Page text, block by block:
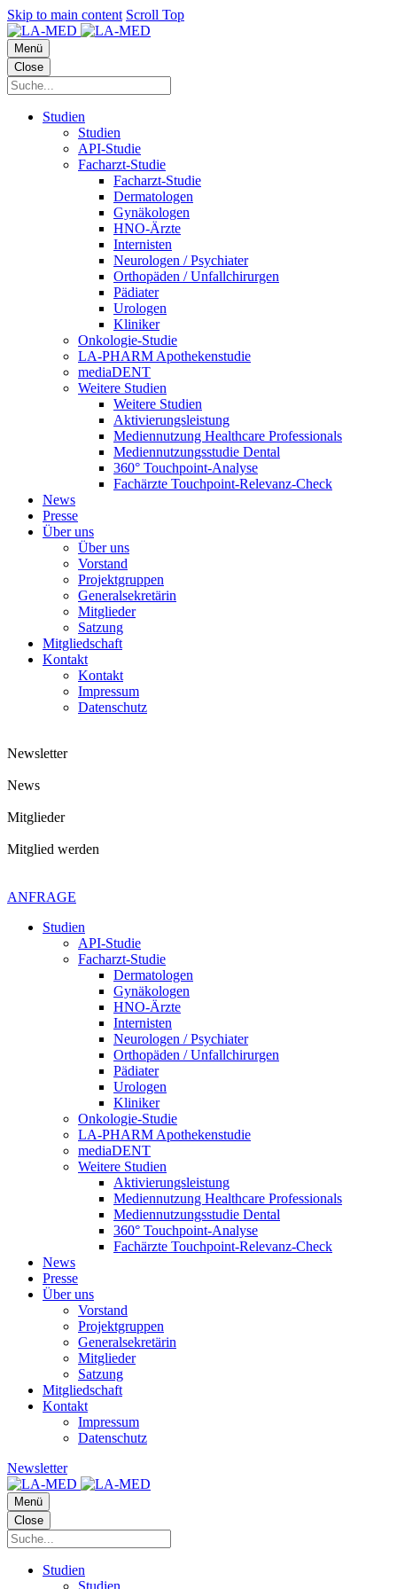
Skip to main content Scroll Top
Menü
Close
Studien
Studien
API-Studie
Facharzt-Studie
Facharzt-Studie
Dermatologen
Gynäkologen
HNO-Ärzte
Internisten
Neurologen / Psychiater
Orthopäden / Unfallchirurgen
Pädiater
Urologen
Kliniker
Onkologie-Studie
LA-PHARM Apothekenstudie
mediaDENT
Weitere Studien
Weitere Studien
Aktivierungsleistung
Mediennutzung Healthcare Professionals
Mediennutzungsstudie Dental
360° Touchpoint-Analyse
Fachärzte Touchpoint-Relevanz-Check
News
Presse
Über uns
Über uns
Vorstand
Projektgruppen
Generalsekretärin
Mitglieder
Satzung
Mitgliedschaft
Kontakt
Kontakt
Impressum
Datenschutz
Newsletter
News
Mitglieder
Mitglied werden
ANFRAGE
Studien
API-Studie
Facharzt-Studie
Dermatologen
Gynäkologen
HNO-Ärzte
Internisten
Neurologen / Psychiater
Orthopäden / Unfallchirurgen
Pädiater
Urologen
Kliniker
Onkologie-Studie
LA-PHARM Apothekenstudie
mediaDENT
Weitere Studien
Aktivierungsleistung
Mediennutzung Healthcare Professionals
Mediennutzungsstudie Dental
360° Touchpoint-Analyse
Fachärzte Touchpoint-Relevanz-Check
News
Presse
Über uns
Vorstand
Projektgruppen
Generalsekretärin
Mitglieder
Satzung
Mitgliedschaft
Kontakt
Impressum
Datenschutz
Newsletter
Menü
Close
Studien
Studien